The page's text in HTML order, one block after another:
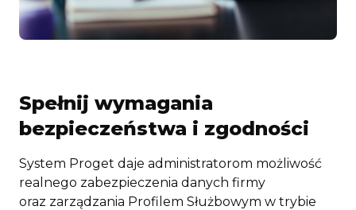
Spełnij wymagania
bezpieczeństwa i zgodności
System Proget daje administratorom możliwość
realnego zabezpieczenia danych firmy
oraz zarządzania Profilem Służbowym w trybie